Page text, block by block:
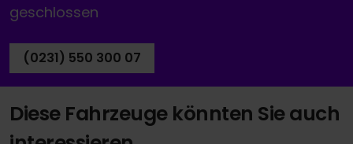
geschlossen
(0231) 550 300 07
Diese Fahrzeuge könnten Sie auch